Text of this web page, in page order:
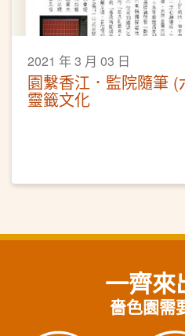
2021 年 3 月 03 日
園繫香江．監院隨筆
靈籤文化
一齊來
嗇色園需